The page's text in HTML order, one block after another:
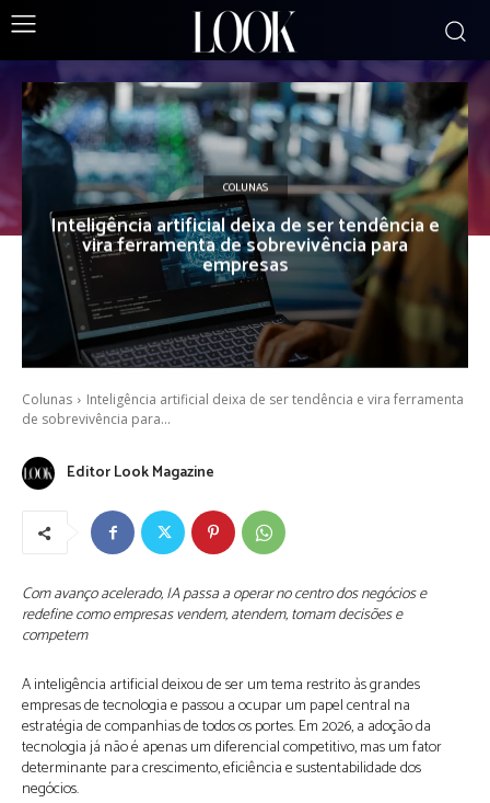
COLUNAS
Inteligência artificial deixa de ser tendência e
vira ferramenta de sobrevivência para
empresas
Colunas
Inteligência artificial deixa de ser tendência e vira ferramenta
de sobrevivência para...
Editor Look Magazine
Com avanço acelerado, IA passa a operar no centro dos negócios e
redefine como empresas vendem, atendem, tomam decisões e
competem
A inteligência artificial deixou de ser um tema restrito às grandes
empresas de tecnologia e passou a ocupar um papel central na
estratégia de companhias de todos os portes. Em 2026, a adoção da
tecnologia já não é apenas um diferencial competitivo, mas um fator
determinante para crescimento, eficiência e sustentabilidade dos
negócios.